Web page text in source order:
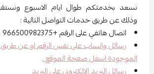
نسعد بخدمتكم طوال ايام الاسبوع
وذلك عن طريق خدمات التواصل التالية :
اتصال هاتفي على الرقم +966500982375 .
رسائل واتساب على نفس الرقم او عن طريق
الموجودة اسفل صفحة الموقع .
رسائل البريد الإلكتروني على البريد